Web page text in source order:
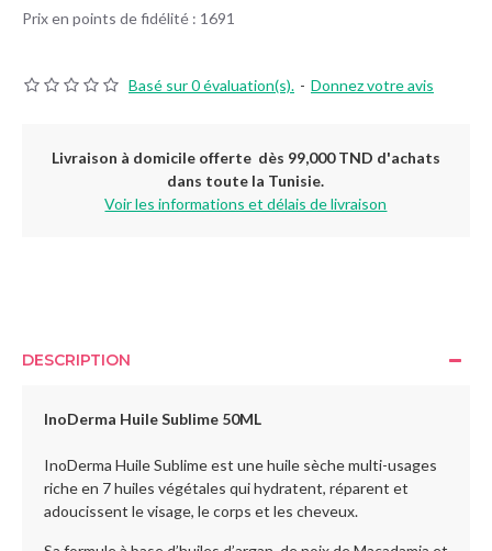
Basé sur 0 évaluation(s). - Donnez votre avis
Prix en points de fidélité : 1691
Livraison à domicile offerte dès 99,000 TND d'achats
dans toute la Tunisie.
Voir les informations et délais de livraison
DESCRIPTION
InoDerma Huile Sublime 50ML
InoDerma Huile Sublime est une huile sèche multi-usages
riche en 7 huiles végétales qui hydratent, réparent et
adoucissent le visage, le corps et les cheveux.